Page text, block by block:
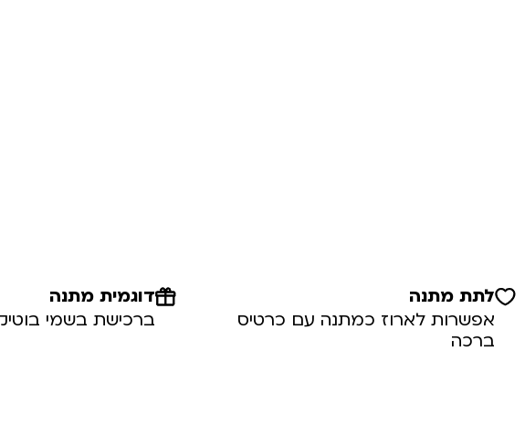
לתת מתנה
אפשרות לארוז כמתנה עם כרטיס
ברכה
דוגמית מתנה
ברכישת בשמי